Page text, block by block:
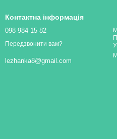
Контактна інформація
098 984 15 82
Передзвонити вам?
lezhanka8@gmail.com